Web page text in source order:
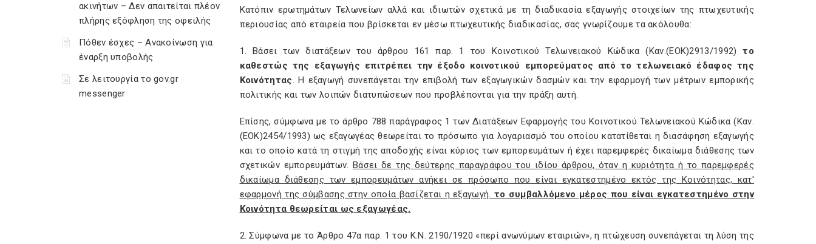
ακινήτων – Δεν απαιτείται πλέον
πλήρης εξόφληση της οφειλής
Πόθεν έσχες – Ανακοίνωση για
έναρξη υποβολής
Σε λειτουργία το gov.gr
messenger
Κατόπιν ερωτημάτων Τελωνείων αλλά και ιδιωτών σχετικά με τη διαδικασία εξαγωγής στοιχείων της πτωχευτικής
περιουσίας από εταιρεία που βρίσκεται εν μέσω πτωχευτικής διαδικασίας, σας γνωρίζουμε τα ακόλουθα:
1. Βάσει των διατάξεων του άρθρου 161 παρ. 1 του Κοινοτικού Τελωνειακού Κώδικα (Καν.(ΕΟΚ)2913/1992)το
καθεστώς της εξαγωγής επιτρέπει την έξοδο κοινοτικού εμπορεύματος από το τελωνειακό έδαφος της
Κοινότητας. Η εξαγωγή συνεπάγεται την επιβολή των εξαγωγικών δασμών και την εφαρμογή των μέτρων εμπορικής
πολιτικής και των λοιπών διατυπώσεων που προβλέπονται για την πράξη αυτή.
Επίσης, σύμφωνα με το άρθρο 788 παράγραφος 1 των Διατάξεων Εφαρμογής του Κοινοτικού Τελωνειακού Κώδικα (Καν.
(ΕΟΚ)2454/1993) ως εξαγωγέας θεωρείται το πρόσωπο για λογαριασμό του οποίου κατατίθεται η διασάφηση εξαγωγής
και το οποίο κατά τη στιγμή της αποδοχής είναι κύριος των εμπορευμάτων ή έχει παρεμφερές δικαίωμα διάθεσης των
σχετικών εμπορευμάτων.Βάσει δε της δεύτερης παραγράφου του ιδίου άρθρου, όταν η κυριότητα ή το παρεμφερές
δικαίωμα διάθεσης των εμπορευμάτων ανήκει σε πρόσωπο που είναι εγκατεστημένο εκτός της Κοινότητας, κατ'
εφαρμονή της σύμβασης στην οποία βασίζεται η εξαγωγή. το συμβαλλόμενο μέρος που είναι εγκατεστημένο στην
Κοινότητα θεωρείται ως εξαγωγέας.
2. Σύμφωνα με το Άρθρο 47α παρ. 1 του Κ.Ν. 2190/1920 «περί ανωνύμων εταιριών», η πτώχευση συνεπάγεται τη λύση της